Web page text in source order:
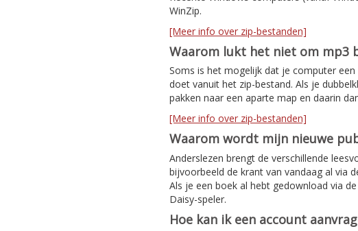
WinZip.
[Meer info over zip-bestanden]
Waarom lukt het niet om mp3
Soms is het mogelijk dat je computer
doet vanuit het zip-bestand. Als je
pakken naar een aparte map en daarin
[Meer info over zip-bestanden]
Waarom wordt mijn nieuwe
Anderslezen brengt de verschillende
bijvoorbeeld de krant van vandaag al via
Als je een boek al hebt gedownload via
Daisy-speler.
Hoe kan ik een account